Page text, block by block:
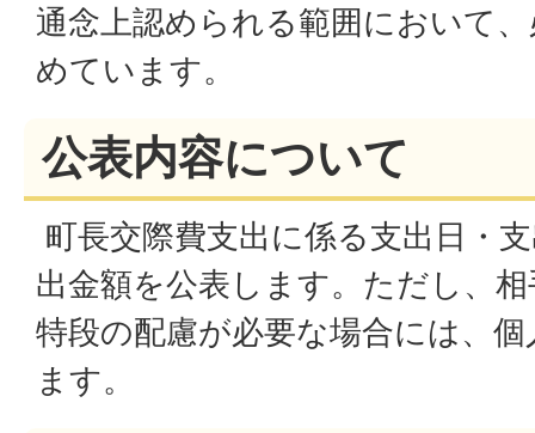
通念上認められる範囲において
めています。
公表内容について
町長交際費支出に係る支出日・
出金額を公表します。ただし、
特段の配慮が必要な場合には、
ます。